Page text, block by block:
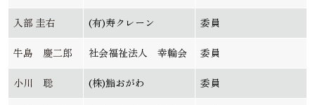
入部 圭右 (有)寿クレーン 委員
牛島 慶二郎 社会福祉法人 幸輪会 委員
小川 聡 (株)鮨おがわ 委員